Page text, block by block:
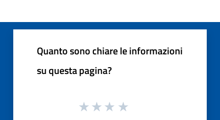
Quanto sono chiare le informazioni
su questa pagina?